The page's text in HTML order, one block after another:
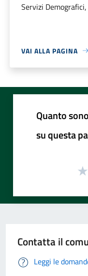
Servizi
VAI ALLA PAGINA
Quanto
su questa
Contatta il
Leggi le